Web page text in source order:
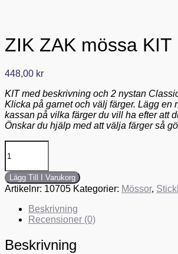
ZIK ZAK mössa KIT
448,00 kr
KIT med beskrivning och 2 nystan
Klicka på garnet och välj färger. Lägg en
kassan på vilka färger du vill ha efter att
Önskar du hjälp med att välja färger så
Lägg Till I Varukorg
Artikelnr: 10705 Kategorier: Mössor,
Beskrivning
Recensioner (0)
Beskrivning